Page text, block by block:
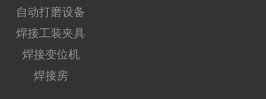
自动打磨设备
焊接工装夹具
焊接变位机
焊接房